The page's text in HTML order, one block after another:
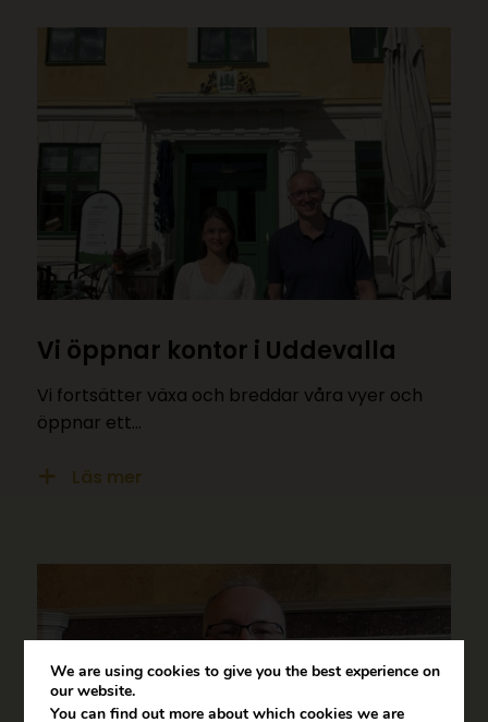
Vi öppnar kontor i Uddevalla
Vi fortsätter växa och breddar våra vyer och
öppnar ett…
Läs mer
We are using cookies to give you the best experience on
our website.
You can find out more about which cookies we are